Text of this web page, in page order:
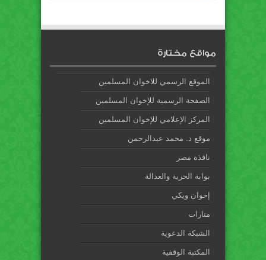
مواقع مختارة
الموقع الرسمي للاخوان المسلمين
الصفحة الرسمية للإخوان المسلمين
المركز الإعلامي للإخوان المسلمين
موقع د. محمد عبدالرحمن
نافذة مصر
بوابة الحرية والعدالة
إخوان ويكي
منارات
الشبكة الدعوية
المكتبة الوقفية